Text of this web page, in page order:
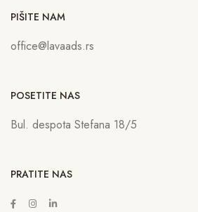
PIŠITE NAM
office@lavaads.rs
POSETITE NAS
Bul. despota Stefana 18/5
PRATITE NAS